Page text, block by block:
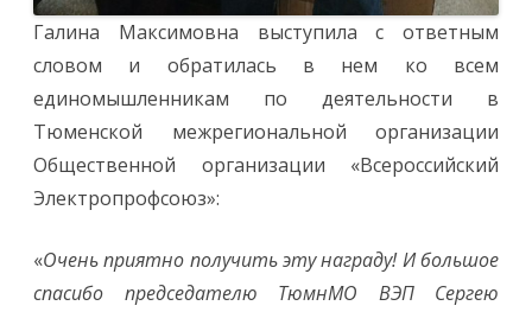
Галина Максимовна выступила с ответным
словом и обратилась в нем ко всем
единомышленникам по деятельности в
Тюменской межрегиональной организации
Общественной организации «Всероссийский
Электропрофсоюз»:
«Очень приятно получить эту награду! И большое
спасибо председателю ТюмнМО ВЭП Сергею